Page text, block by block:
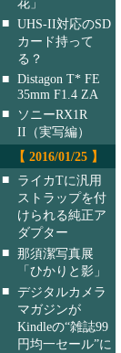
■ UHS-II対応のSD
カード持って
る？
■ Distagon T* FE
35mm F1.4 ZA
■
ソニーRX1R
II（実写編）
【 2016/01/25 】
■
ライカTに汎用
ストラップを付
けられる純正ア
ダプター
■ 那須潔写真展
「ひかりと影」
■ デジタルカメラ
マガジンが
Kindleの“雑誌99
円均一セール”に